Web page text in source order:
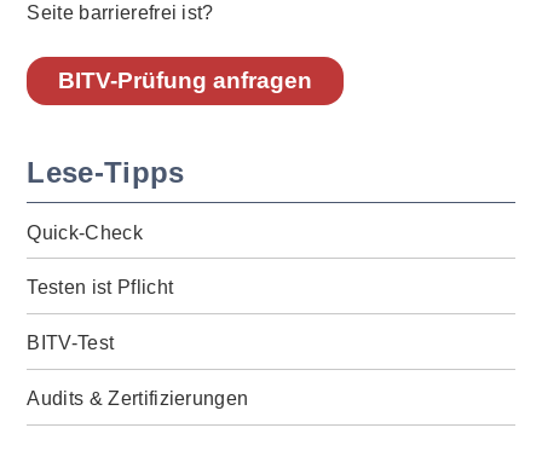
Seite barrierefrei ist?
BITV-Prüfung anfragen
Lese-Tipps
Quick-Check
Testen ist Pflicht
BITV-Test
Audits & Zertifizierungen